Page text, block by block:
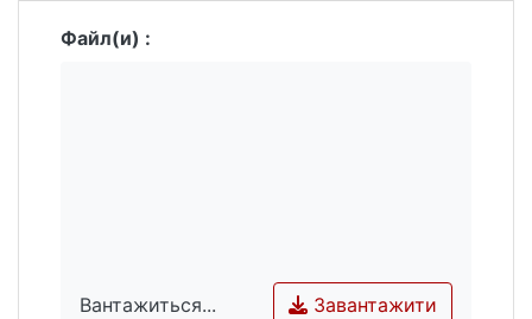
Файл(и) :
Вантажиться...
Завантажити